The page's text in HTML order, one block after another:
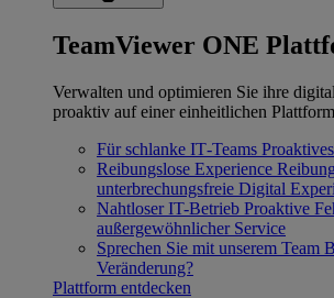
TeamViewer ONE
Verwalten und optimieren Sie ihre
proaktiv auf einer einheitlichen
Für schlanke IT‐Teams
Reibungslose Experience
unterbrechungsfreie Digital
Nahtloser IT-Betrieb Proaktive
außergewöhnlicher Service
Sprechen Sie mit unserem Team
Veränderung?
Plattform entdecken